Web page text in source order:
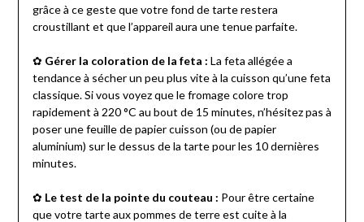
grâce à ce geste que votre fond de tarte restera
croustillant et que l’appareil aura une tenue parfaite.
✿ Gérer la coloration de la feta : La feta allégée a
tendance à sécher un peu plus vite à la cuisson qu’une feta
classique. Si vous voyez que le fromage colore trop
rapidement à 220 °C au bout de 15 minutes, n’hésitez pas à
poser une feuille de papier cuisson (ou de papier
aluminium) sur le dessus de la tarte pour les 10 dernières
minutes.
✿ Le test de la pointe du couteau : Pour être certaine
que votre tarte aux pommes de terre est cuite à la